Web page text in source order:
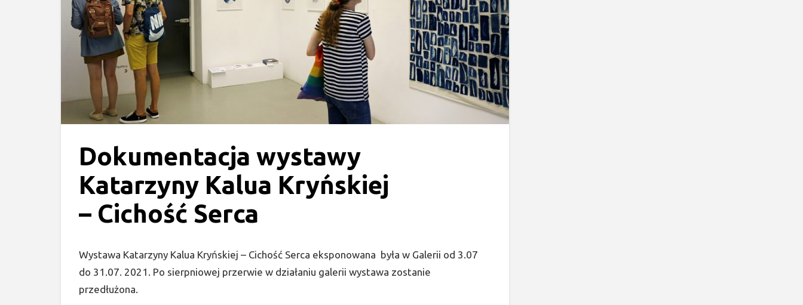
Dokumentacja wystawy
Katarzyny Kalua Kryńskiej
– Cichość Serca
Wystawa Katarzyny Kalua Kryńskiej – Cichość Serca eksponowana była w Galerii od 3.07
do 31.07. 2021. Po sierpniowej przerwie w działaniu galerii wystawa zostanie
przedłużona.